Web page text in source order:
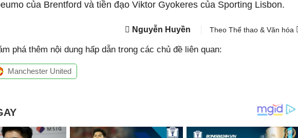
của Brentford và tiền đạo Viktor Gyokeres của Sporting Lisbon.
Nguyễn Huyền Theo Thể thao & Văn hóa
phá thêm nội dung hấp dẫn trong các chủ đề liên quan:
Manchester United